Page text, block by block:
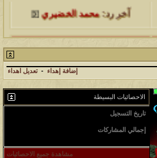
آخر رد:
آخر مشاركة
آخر رد:محمد الخضيري
آخر مشاركة
آخر رد:محمد الخضيري
آخر مشاركة
آخر رد:محمد الخضيري
إضافة إهداء - تعديل اهداء
الاحصائيات البسيطة
تاريخ التسجيل
إجمالي المشاركات
مشاهدة جميع الاحصائيات